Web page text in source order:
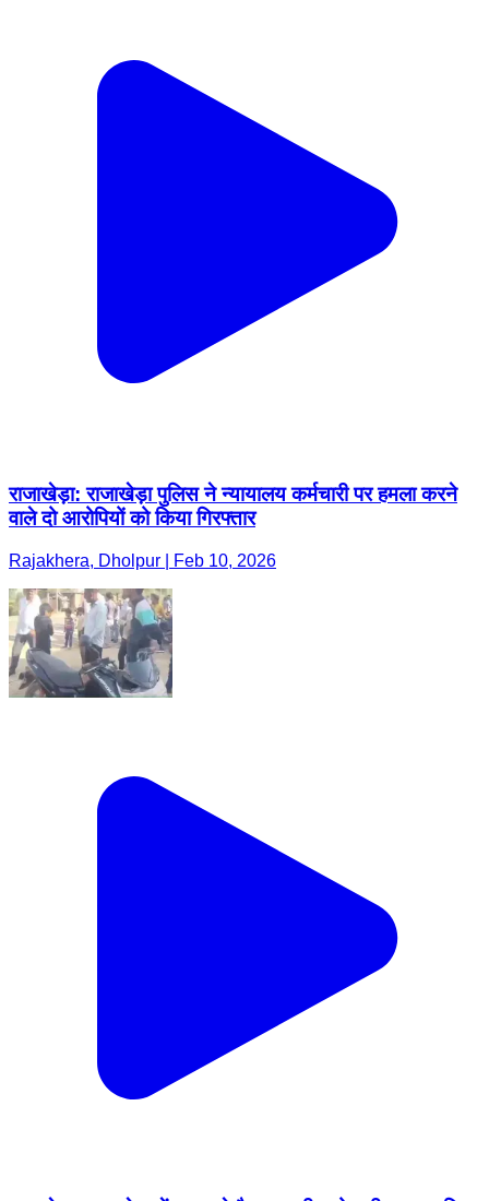
राजाखेड़ा: राजाखेड़ा पुलिस ने न्यायालय कर्मचारी पर हमला करने
वाले दो आरोपियों को किया गिरफ्तार
Rajakhera, Dholpur | Feb 10, 2026